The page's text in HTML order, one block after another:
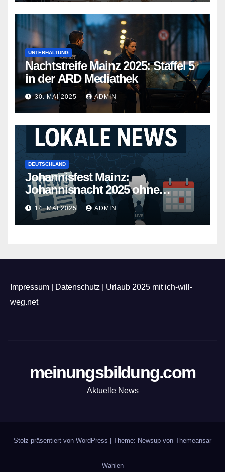
UNTERHALTUNG
Nachtstreife Mainz 2025: Staffel 5
in der ARD Mediathek
30. MAI 2025 ADMIN
DEUTSCHLAND
Johannisfest Mainz:
Johannisnacht 2025 ohne
Feuerwerk
14. MAI 2025 ADMIN
Impressum Datenschutz
Urlaub 2025 mit ich-will-
weg.net
meinungsbildung.com
Aktuelle News
Stolz präsentiert von WordPress Theme: Newsup von Themeansar
Wahlen